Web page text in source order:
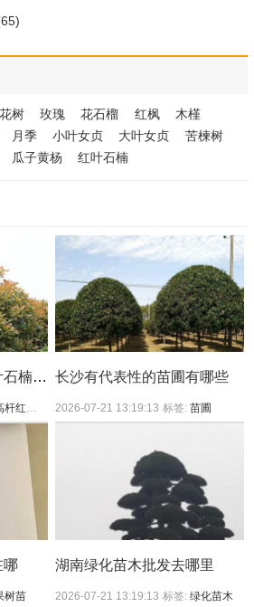
树 玫瑰 花石榴 红枫
木槿
月季 小叶女贞 大叶女贞
苦楝树
瓜子黄杨 红叶石楠
衡阳县哪里有高杆红叶石楠买？
红叶石楠
长沙有代表性的苗圃有哪些
2026-07-21 13:19:13 标签:苗圃
哪
树苗
湖南绿化苗木批发去哪里
2026-07-21 13:19:13 标签:绿化苗木